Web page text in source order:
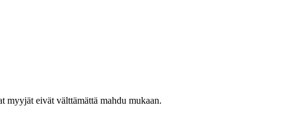
eivät välttämättä mahdu mukaan.